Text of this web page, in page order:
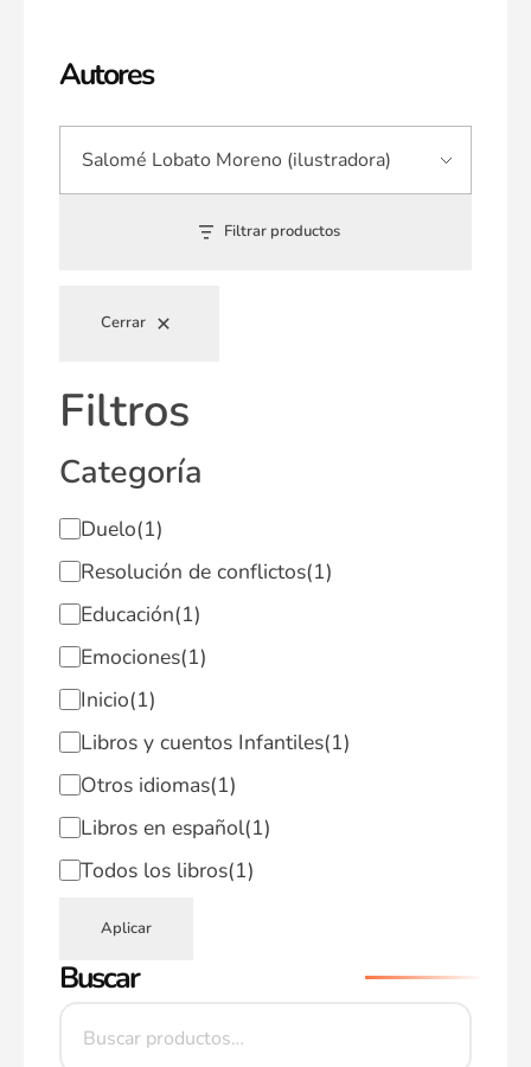
Autores
Filtrar productos
Cerrar
Filtros
Categoría
Duelo(1)
Resolución de conflictos(1)
Educación(1)
Emociones(1)
Inicio(1)
Libros y cuentos Infantiles(1)
Otros idiomas(1)
Libros en español(1)
Todos los libros(1)
Aplicar
Buscar